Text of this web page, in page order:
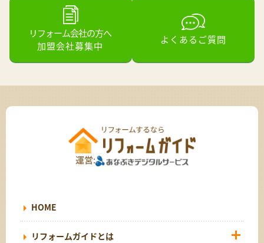
リフォーム会社の方へ
加盟会社募集中
よくあるご質問
運営:
HOME
リフォームガイドとは